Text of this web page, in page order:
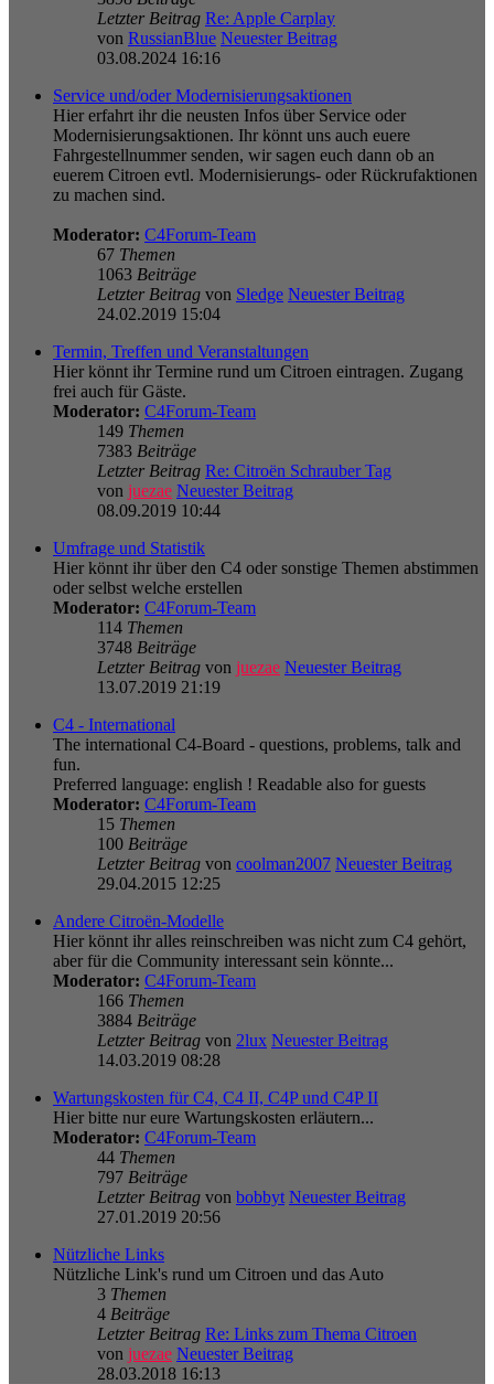
Letzter Beitrag Re: Apple Carplay
von RussianBlue Neuester Beitrag
03.08.2024 16:16
Service und/oder Modernisierungsaktionen
Hier erfahrt ihr die neusten Infos über Service oder
Modernisierungsaktionen. Ihr könnt uns auch euere
Fahrgestellnummer senden, wir sagen euch dann ob an
euerem Citroen evtl. Modernisierungs- oder Rückrufaktionen
zu machen sind.
Moderator: C4Forum-Team
67 Themen
1063 Beiträge
Letzter Beitrag von Sledge Neuester Beitrag
24.02.2019 15:04
Termin, Treffen und Veranstaltungen
Hier könnt ihr Termine rund um Citroen eintragen. Zugang
frei auch für Gäste.
Moderator: C4Forum-Team
149 Themen
7383 Beiträge
Letzter Beitrag Re: Citroën Schrauber Tag
von juezae Neuester Beitrag
08.09.2019 10:44
Umfrage und Statistik
Hier könnt ihr über den C4 oder sonstige Themen abstimmen
oder selbst welche erstellen
Moderator: C4Forum-Team
114 Themen
3748 Beiträge
Letzter Beitrag von juezae Neuester Beitrag
13.07.2019 21:19
C4 - International
The international C4-Board - questions, problems, talk and
fun.
Preferred language: english ! Readable also for guests
Moderator: C4Forum-Team
15 Themen
100 Beiträge
Letzter Beitrag von coolman2007 Neuester Beitrag
29.04.2015 12:25
Andere Citroën-Modelle
Hier könnt ihr alles reinschreiben was nicht zum C4 gehört,
aber für die Community interessant sein könnte...
Moderator: C4Forum-Team
166 Themen
3884 Beiträge
Letzter Beitrag von 2lux Neuester Beitrag
14.03.2019 08:28
Wartungskosten für C4, C4 II, C4P und C4P II
Hier bitte nur eure Wartungskosten erläutern...
Moderator: C4Forum-Team
44 Themen
797 Beiträge
Letzter Beitrag von bobbyt Neuester Beitrag
27.01.2019 20:56
Nützliche Links
Nützliche Link's rund um Citroen und das Auto
3 Themen
4 Beiträge
Letzter Beitrag Re: Links zum Thema Citroen
von juezae Neuester Beitrag
28.03.2018 16:13